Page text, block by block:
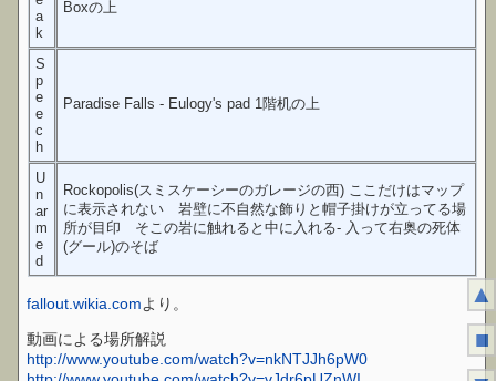
a
k
Boxの上
S
p
e
e
c
h
Paradise Falls - Eulogy's pad 1階机の上
U
n
ar
m
e
d
Rockopolis(スミスケーシーのガレージの西) ここだけはマップ
に表示されない 岩壁に不自然な飾りと帽子掛けが立ってる場
所が目印 そこの岩に触れると中に入れる- 入って右奥の死体
(グール)のそば
fallout.wikia.comより。
動画による場所解説
http://www.youtube.com/watch?v=nkNTJJh6pW0
▲
■